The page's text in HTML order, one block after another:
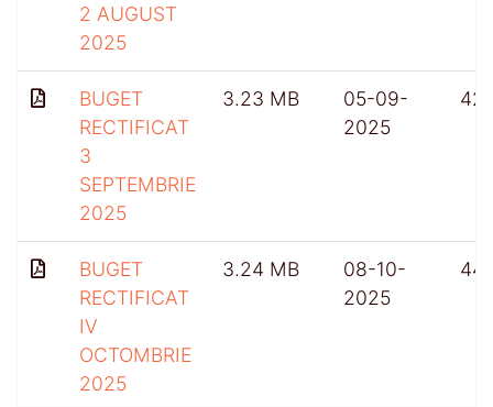
2 AUGUST
2025
BUGET
RECTIFICAT
3
SEPTEMBRIE
2025
3.23 MB
05-09-
2025
BUGET
RECTIFICAT
IV
OCTOMBRIE
2025
3.24 MB
08-10-
2025